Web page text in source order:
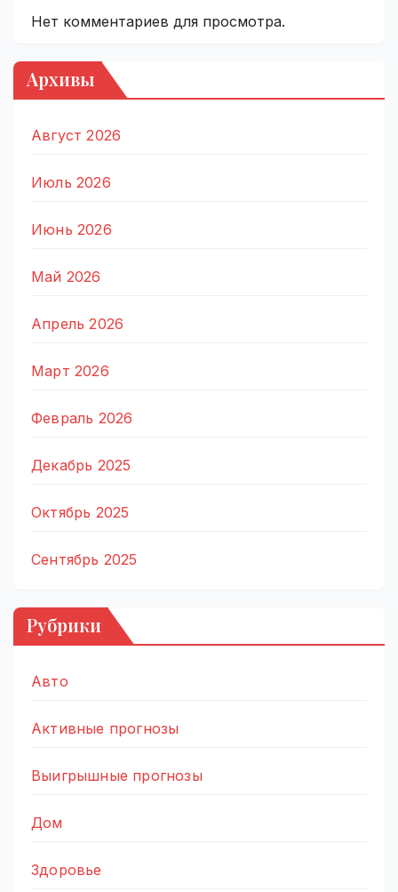
Нет комментариев для просмотра.
Архивы
Август 2026
Июль 2026
Июнь 2026
Май 2026
Апрель 2026
Март 2026
Февраль 2026
Декабрь 2025
Октябрь 2025
Сентябрь 2025
Рубрики
Авто
Активные прогнозы
Выигрышные прогнозы
Дом
Здоровье